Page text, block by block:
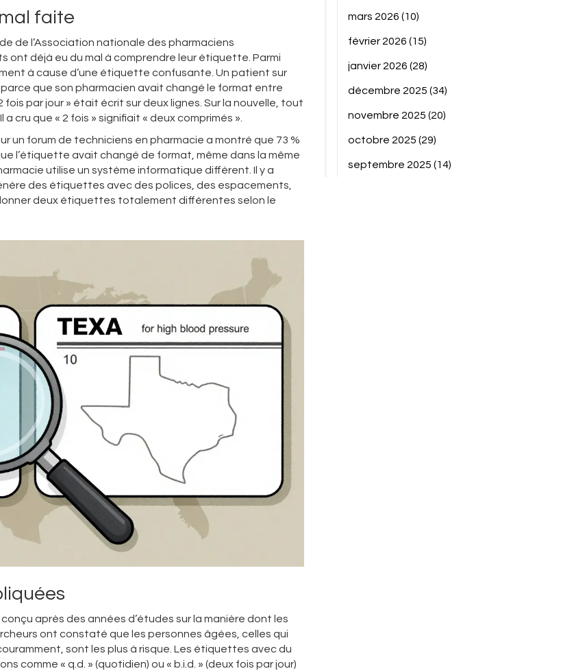
faite
de l’Association nationale des pharmaciens
ont déjà eu du mal à comprendre leur étiquette. Parmi
à cause d’une étiquette confusante. Un patient sur
que son pharmacien avait changé le format entre
par jour » était écrit sur deux lignes. Sur la nouvelle, tout
cru que « 2 fois » signifiait « deux comprimés ».
un forum de techniciens en pharmacie a montré que 73 %
l’étiquette avait changé de format, même dans la même
utilise un système informatique différent. Il y a
des étiquettes avec des polices, des espacements,
deux étiquettes totalement différentes selon le
après des années d’études sur la manière dont les
ont constaté que les personnes âgées, celles qui
sont les plus à risque. Les étiquettes avec du
comme « q.d. » (quotidien) ou « b.i.d. » (deux fois par jour)
mars 2026 (10)
février 2026 (15)
janvier 2026 (28)
décembre 2025 (34)
novembre 2025 (20)
octobre 2025 (29)
septembre 2025 (14)